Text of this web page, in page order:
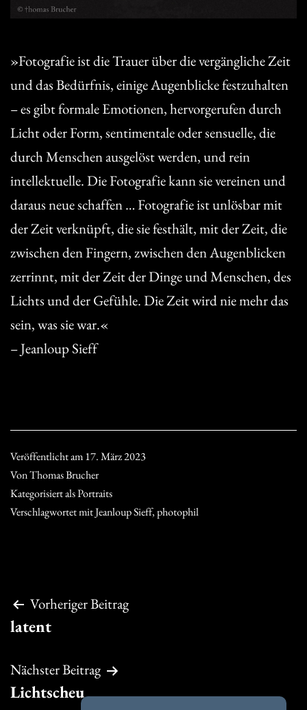
»Fotografie ist die Trauer über die vergängliche Zeit
und das Bedürfnis, einige Augenblicke festzuhalten
– es gibt formale Emotionen, hervorgerufen durch
Licht oder Form, sentimentale oder sensuelle, die
durch Menschen ausgelöst werden, und rein
intellektuelle. Die Fotografie kann sie vereinen und
daraus neue schaffen … Fotografie ist unlösbar mit
der Zeit verknüpft, die sie festhält, mit der Zeit, die
zwischen den Fingern, zwischen den Augenblicken
zerrinnt, mit der Zeit der Dinge und Menschen, des
Lichts und der Gefühle. Die Zeit wird nie mehr das
sein, was sie war.«
– Jeanloup Sieff
Veröffentlicht am17. März 2023
VonThomas Brucher
Kategorisiert alsPortraits
Verschlagwortet mitJeanloup Sieff,photophil
Beitragsnavigation
Vorheriger Beitrag
latent
Nächster Beitrag
Lichtscheu